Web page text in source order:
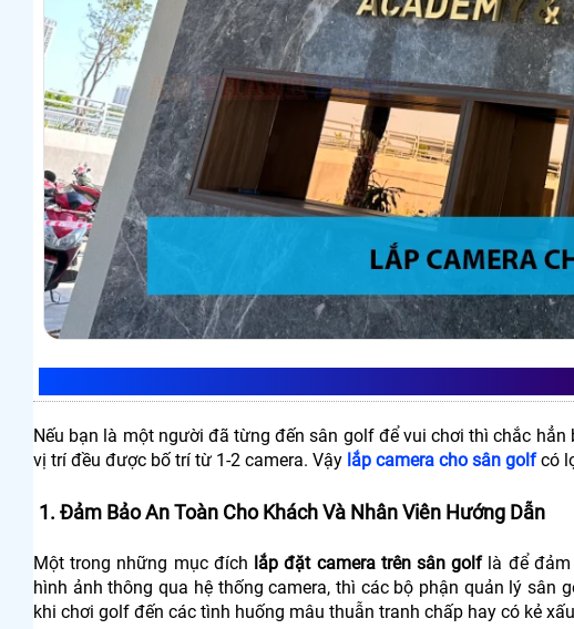
Nếu bạn là một người đã từng đến sân golf để vui chơi thì chắc
vị trí đều được bố trí từ 1-2 camera. Vậy lắp camera cho sân golfcó
1. Đảm Bảo An Toàn Cho Khách Và Nhân Viên Hướng Dẫn
Một trong những mục đích lắp đặt camera trên sân golflà để đảm
hình ảnh thông qua hệ thống camera, thì các bộ phận quản lý
khi chơi golf đến các tình huống mâu thuẫn tranh chấp hay có kẻ